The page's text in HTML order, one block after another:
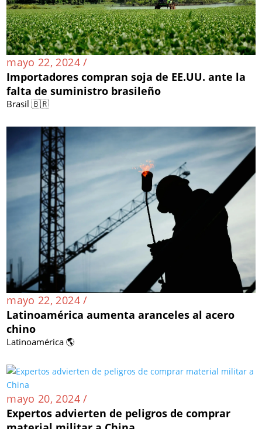
mayo 22, 2024 /
Importadores compran soja de EE.UU. ante la
falta de suministro brasileño
Brasil 🇧🇷
mayo 22, 2024 /
Latinoamérica aumenta aranceles al acero
chino
Latinoamérica 🌎
mayo 20, 2024 /
Expertos advierten de peligros de comprar